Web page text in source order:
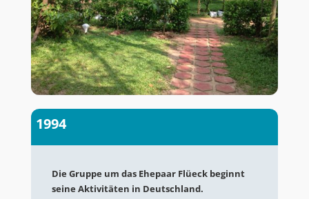
1994
Die Gruppe um das Ehepaar Flüeck beginnt
seine Aktivitäten in Deutschland.